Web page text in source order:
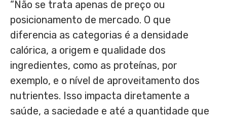
“Não se trata apenas de preço ou
posicionamento de mercado. O que
diferencia as categorias é a densidade
calórica, a origem e qualidade dos
ingredientes, como as proteínas, por
exemplo, e o nível de aproveitamento dos
nutrientes. Isso impacta diretamente a
saúde, a saciedade e até a quantidade que